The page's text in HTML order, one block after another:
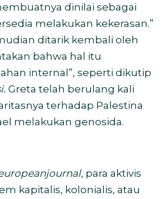
dinilai sebagai
melakukan kekerasan.”
ditarik kembali oleh
bahwa hal itu
internal”, seperti dikutip
Greta telah berulang kali
terhadap Palestina
melakukan genosida.
, para aktivis
kapitalis, kolonialis, atau